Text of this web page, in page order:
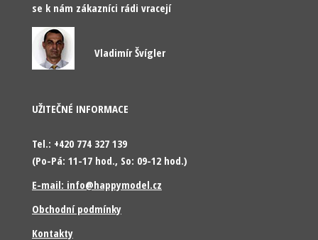
se k nám zákazníci rádi vracejí
Vladimír Švígler
UŽITEČNÉ INFORMACE
Tel.: +420 774 327 139
(Po-Pá: 11-17 hod., So: 09-12 hod.)
E-mail: info@happymodel.cz
Obchodní podmínky
Kontakty